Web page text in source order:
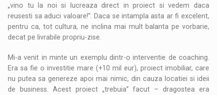
„vino tu la noi si lucreaza direct in proiect si vedem daca
reusesti sa aduci valoare!”. Daca se intampla asta ar fi excelent,
pentru ca, tot cultura, ne inclina mai mult balanta pe vorbarie,
decat pe livrabile propriu-zise.
Mi-a venit in minte un exemplu dintr-o interventie de coaching.
Era sa fie o investitie mare (+10 mil eur), proiect imobiliar, care
nu putea sa genereze apoi mai nimic, din cauza locatiei si ideii
de business. Acest proiect „trebuia” facut – dragostea era